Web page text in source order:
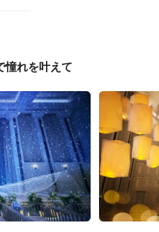
憧れを叶えて